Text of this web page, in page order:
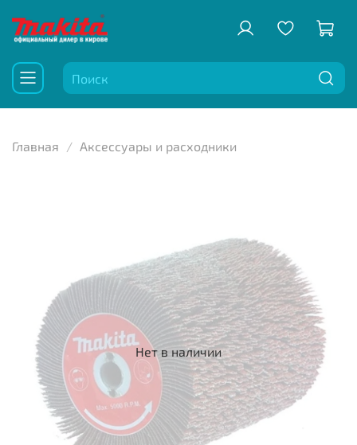
Главная Аксессуары и расходники
Нет в наличии